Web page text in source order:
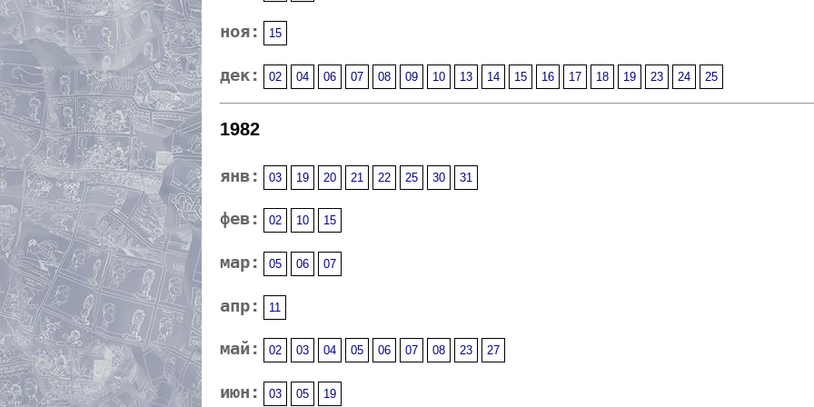
ноя: 15
дек: 02 04 06 07 08 09 10 13 14 15 16 17 18 19 23 24 25
1982
янв: 03 19 20 21 22 25 30 31
фев: 02 10 15
мар: 05 06 07
апр: 11
май: 02 03 04 05 06 07 08 23 27
июн: 03 05 19